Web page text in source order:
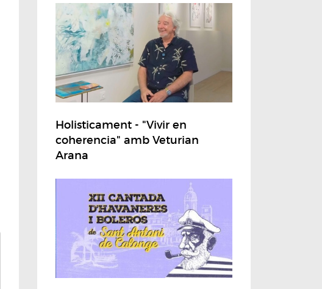
Holisticament - "Vivir en
coherencia" amb Veturian
Arana